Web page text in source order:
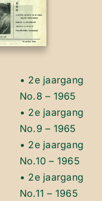
• 2e jaargang
No.8 – 1965
• 2e jaargang
No.9 – 1965
• 2e jaargang
No.10 – 1965
• 2e jaargang
No.11 – 1965